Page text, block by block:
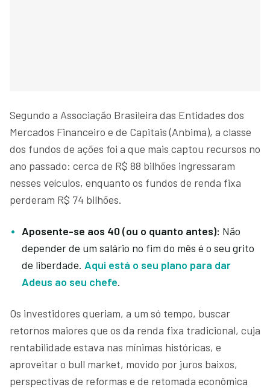
Segundo a Associação Brasileira das Entidades dos
Mercados Financeiro e de Capitais (Anbima), a classe
dos fundos de ações foi a que mais captou recursos no
ano passado: cerca de R$ 88 bilhões ingressaram
nesses veículos, enquanto os fundos de renda fixa
perderam R$ 74 bilhões.
Aposente-se aos 40 (ou o quanto antes): Não
depender de um salário no fim do mês é o seu grito
de liberdade. Aqui está o seu plano para dar
Adeus ao seu chefe.
Os investidores queriam, a um só tempo, buscar
retornos maiores que os da renda fixa tradicional, cuja
rentabilidade estava nas mínimas históricas, e
aproveitar o bull market, movido por juros baixos,
perspectivas de reformas e de retomada econômica